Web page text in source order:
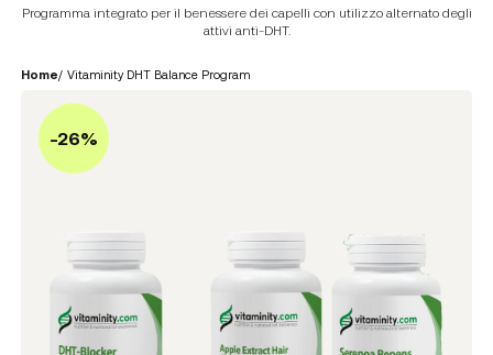
Programma integrato per il benessere dei capelli con utilizzo alternato degli
attivi anti-DHT.
Home/ Vitaminity DHT Balance Program
-26%